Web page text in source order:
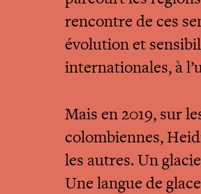
rencontre de ces
évolution et
internationales, à
Mais en 2019, sur
colombiennes,
les autres. Un
Une langue de